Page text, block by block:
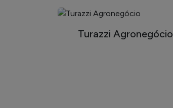
Turazzi Agronegócio